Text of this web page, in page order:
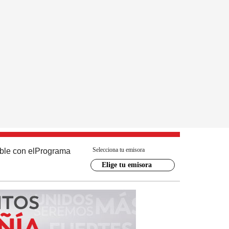
con el Programa Selecciona tu emisora
Elige tu emisora